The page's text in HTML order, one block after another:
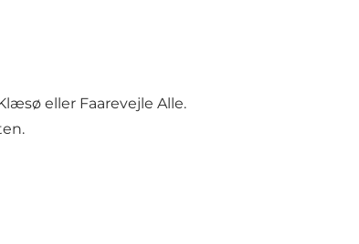
eller Faarevejle Alle.